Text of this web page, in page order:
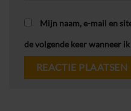
Mijn naam, e-mail en
de volgende keer wanneer